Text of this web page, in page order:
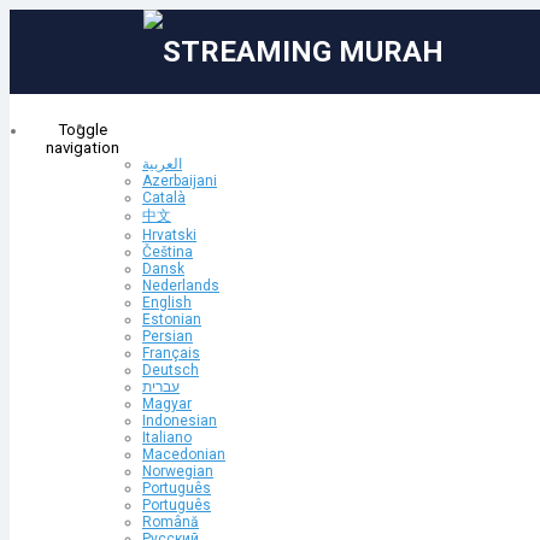
Toggle
navigation
العربية
Azerbaijani
Català
中文
Hrvatski
Čeština
Dansk
Nederlands
English
Estonian
Persian
Français
Deutsch
עברית
Magyar
Indonesian
Italiano
Macedonian
Norwegian
Português
Português
Română
Ana Sayfa
Ürünler
Tümünü Görüntüle
HOSTING INDONESIA
HOSTING INDONESIA 2
Reseller Hosting
SHOUTcast Live IIX
SHOUTcast Live SG
SHOUTcast AUTODJ IIX
SHOUTcast AUTODJ SG
ICEcast Live IIX
Aplikasi Android
Upload Saja (Link Streaming Murah)
* Aplikasi Android (apk dan aab)
* Upload Di Google Playstore
* Menggunakan IP dan PORT StreamingMurah
* Bebas Update selama 6 bulan (Max. 1x Sebulan)
* Berlaku Selama Menggunakan Layanan Streaming Murah